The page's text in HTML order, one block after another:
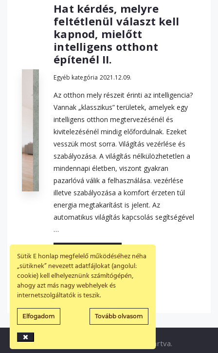
Hat kérdés, melyre
feltétlenül választ kell
kapnod, mielőtt
intelligens otthont
építenél II.
Egyéb kategória 2021.12.09.
Az otthon mely részeit érinti az intelligencia?
Vannak „klasszikus” területek, amelyek egy
intelligens otthon megtervezésénél és
kivitelezésénél mindig előfordulnak. Ezeket
vesszük most sorra. Világítás vezérlése és
szabályozása. A világítás nélkülözhetetlen a
mindennapi életben, viszont gyakran
pazarlóvá válik a felhasználása. vezérlése
illetve szabályozása a komfort érzeten túl
energia megtakarítást is jelent. Az
automatikus világítás kapcsolás segítségével
…
continue reading
Prev
© Gira 2021 - Minden jog fenntartva.
Sütik E honlap megfelelő működéséhez néha
„sütiknek” nevezett adatfájlokat (angolul:
cookie) kell elhelyeznünk számítógépén,
ahogy azt más nagy webhelyek és
internetszolgáltatók is teszik.
Elfogadom Tovább olvasom